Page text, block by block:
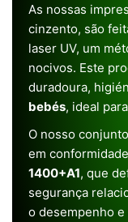
As nossas
cinzento, são
laser UV, um
nocivos. Este
duradoura,
bebés, ideal
O nosso
em
1400+A1, que
segurança
o desempenho e